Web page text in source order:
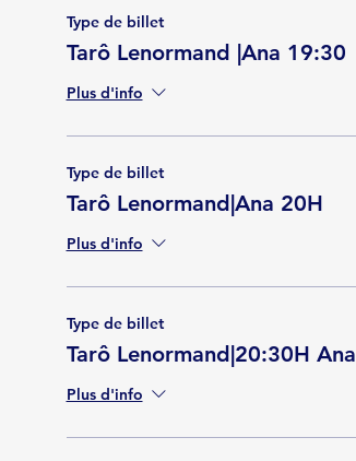
Type de billet
Tarô Lenormand |Ana 19:30
Plus d'info
Type de billet
Tarô Lenormand|Ana 20H
Plus d'info
Type de billet
Tarô Lenormand|20:30H Ana
Plus d'info